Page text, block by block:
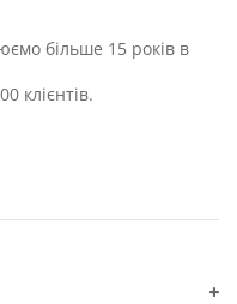
більше 15 років в
клієнтів.